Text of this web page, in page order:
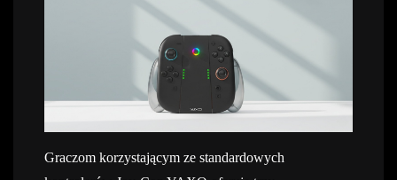
Graczom korzystającym ze standardowych